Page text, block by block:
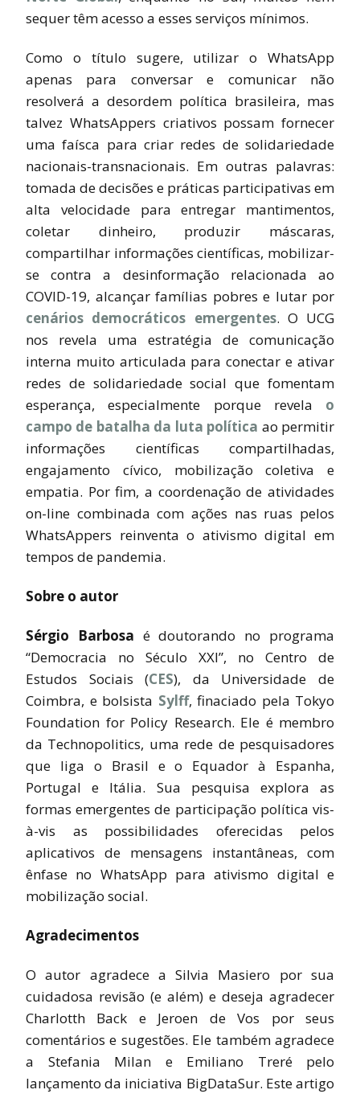
sequer têm acesso a esses serviços mínimos.
Como o título sugere, utilizar o WhatsApp
apenas para conversar e comunicar não
resolverá a desordem política brasileira, mas
talvez WhatsAppers criativos possam fornecer
uma faísca para criar redes de solidariedade
nacionais-transnacionais. Em outras palavras:
tomada de decisões e práticas participativas em
alta velocidade para entregar mantimentos,
coletar dinheiro, produzir máscaras,
compartilhar informações científicas, mobilizar-
se contra a desinformação relacionada ao
COVID-19, alcançar famílias pobres e lutar por
cenários democráticos emergentes. O UCG
nos revela uma estratégia de comunicação
interna muito articulada para conectar e ativar
redes de solidariedade social que fomentam
esperança, especialmente porque revela o
campo de batalha da luta política ao permitir
informações científicas compartilhadas,
engajamento cívico, mobilização coletiva e
empatia. Por fim, a coordenação de atividades
on-line combinada com ações nas ruas pelos
WhatsAppers reinventa o ativismo digital em
tempos de pandemia.
Sobre o autor
Sérgio Barbosa é doutorando no programa
“Democracia no Século XXI”, no Centro de
Estudos Sociais (CES), da Universidade de
Coimbra, e bolsista Sylff, finaciado pela Tokyo
Foundation for Policy Research. Ele é membro
da Technopolitics, uma rede de pesquisadores
que liga o Brasil e o Equador à Espanha,
Portugal e Itália. Sua pesquisa explora as
formas emergentes de participação política vis-
à-vis as possibilidades oferecidas pelos
aplicativos de mensagens instantâneas, com
ênfase no WhatsApp para ativismo digital e
mobilização social.
Agradecimentos
O autor agradece a Silvia Masiero por sua
cuidadosa revisão (e além) e deseja agradecer
Charlotth Back e Jeroen de Vos por seus
comentários e sugestões. Ele também agradece
a Stefania Milan e Emiliano Treré pelo
lançamento da iniciativa BigDataSur. Este artigo